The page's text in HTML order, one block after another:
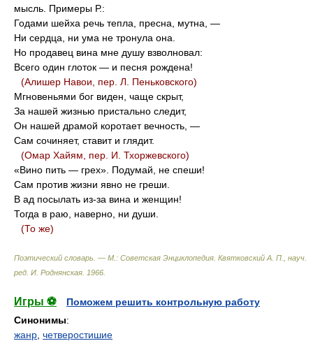
мысль. Примеры Р.:
Годами шейха речь тепла, пресна, мутна, —
Ни сердца, ни ума не тронула она.
Но продавец вина мне душу взволновал:
Всего один глоток — и песня рождена!
(Алишер Навои, пер. Л. Пеньковского)
Мгновеньями бог виден, чаще скрыт,
За нашей жизнью пристально следит,
Он нашей драмой коротает вечность, —
Сам сочиняет, ставит и глядит.
(Омар Хайям, пер. И. Тхоржевского)
«Вино пить — грех». Подумай, не спеши!
Сам против жизни явно не греши.
В ад посылать из-за вина и женщин!
Тогда в раю, наверно, ни души.
(То же)
Поэтический словарь. — М.: Советская Энциклопедия Квятковский А. П., науч.
ред. И. Роднянская 1966
Игры ⚽
Поможем решить контрольную работу
Синонимы:
жанр четверостишие